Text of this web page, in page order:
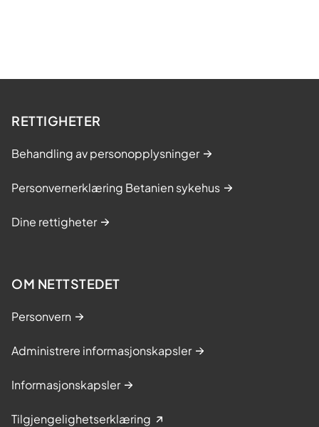
RETTIGHETER
Behandling av personopplysninger
Personvernerklæring Betanien sykehus
Dine rettigheter
OM NETTSTEDET
Personvern
Administrere informasjonskapsler
Informasjonskapsler
Tilgjengelighetserklæring